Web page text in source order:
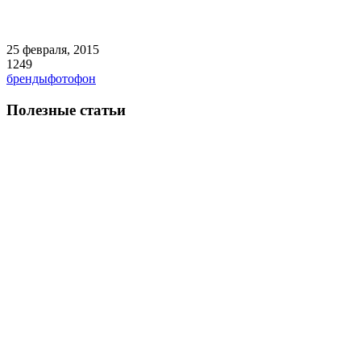
25 февраля, 2015
1249
брендыфотофон
Полезные статьи